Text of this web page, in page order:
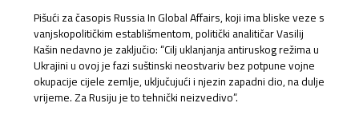
Pišući za časopis Russia In Global Affairs, koji ima bliske veze s
vanjskopolitičkim establišmentom, politički analitičar Vasilij
Kašin nedavno je zaključio: “Cilj uklanjanja antiruskog režima u
Ukrajini u ovoj je fazi suštinski neostvariv bez potpune vojne
okupacije cijele zemlje, uključujući i njezin zapadni dio, na dulje
vrijeme. Za Rusiju je to tehnički neizvedivo”.